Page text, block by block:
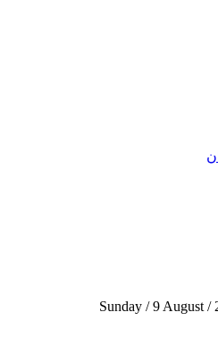
Sunday / 9 August /